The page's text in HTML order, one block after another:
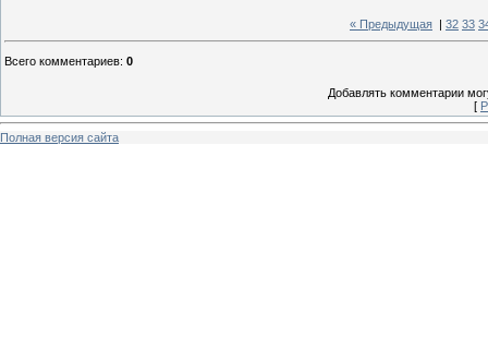
« Предыдущая 32 33
Всего комментариев: 0
Добавлять комментарии
[
Полная версия сайта